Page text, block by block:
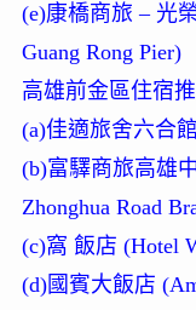
(e)康橋商旅 – 光
Guang Rong Pier)
高雄前金區住宿
(a)佳適旅舍六合
(b)富驛商旅高雄
Zhonghua Road
(c)窩 飯店 (Hotel
(d)國賓大飯店